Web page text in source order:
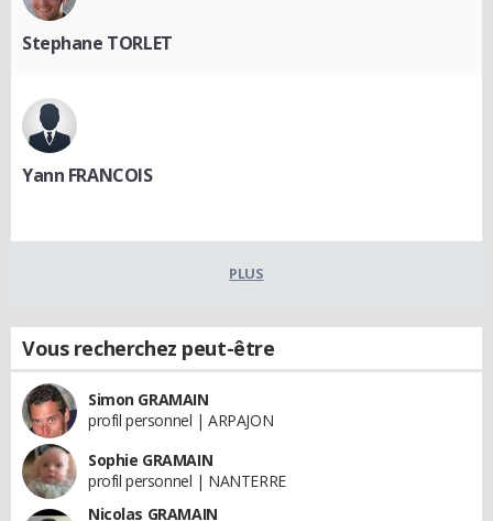
Stephane TORLET
Yann FRANCOIS
PLUS
Vous recherchez peut-être
Simon GRAMAIN
profil personnel | ARPAJON
Sophie GRAMAIN
profil personnel | NANTERRE
Nicolas GRAMAIN